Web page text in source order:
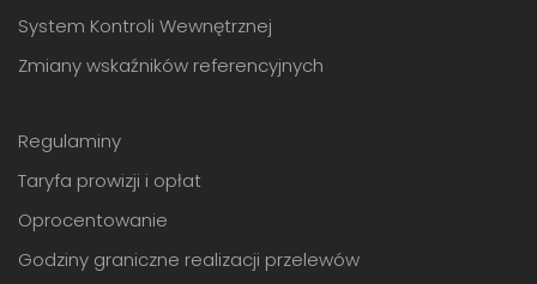
System Kontroli Wewnętrznej
Zmiany wskaźników referencyjnych
Regulaminy
Taryfa prowizji i opłat
Oprocentowanie
Godziny graniczne realizacji przelewów